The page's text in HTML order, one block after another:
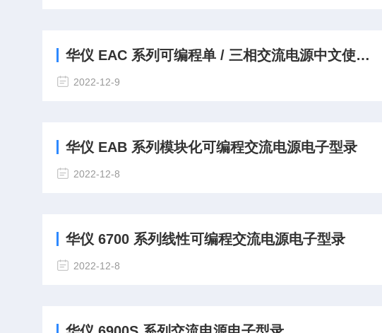
华仪 EAC 系列可编程单 / 三相交流电源中文使用指南
2022-12-9
华仪 EAB 系列模块化可编程交流电源电子型录
2022-12-8
华仪 6700 系列线性可编程交流电源电子型录
2022-12-8